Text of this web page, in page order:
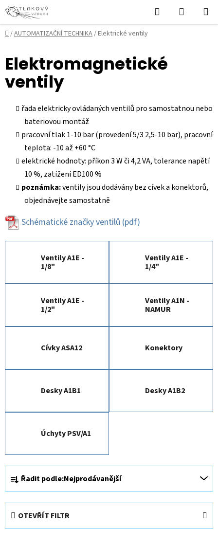
Přejít
na
obsah
Hledat
KOŠÍK
Domů
/AUTOMATIZAČNÍ TECHNIKA/Elektrické ventily
Elektromagnetické
ventily
řada elektricky ovládaných ventilů pro samostatnou nebo
bateriovou montáž
pracovní tlak 1-10 bar (provedení 5/3 2,5-10 bar), pracovní
teplota: -10 až +60 °C
elektrické hodnoty: příkon 3 W či 4,2 VA, tolerance napětí
10 %, zatížení ED100 %
poznámka:ventily jsou dodávány bez cívek a konektorů,
objednávejte samostatně
Schématické značky ventilů (pdf)
Ventily A1E -
1/8"
Ventily A1E -
1/4"
Ventily A1E -
1/2"
Ventily A1N -
NAMUR
Cívky ASA12 Konektory
Desky A1B1 Desky A1B2
Úchyty PSV/A1
Ř
a
z
e
n
í
Řadit podle:Nejprodávanější
OTEVŘÍT FILTR